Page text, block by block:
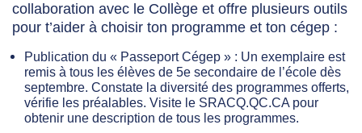
collaboration avec le Collège et offre plusieurs outils
pour t’aider à choisir ton programme et ton cégep :
Publication du « Passeport Cégep » : Un exemplaire est
remis à tous les élèves de 5e secondaire de l’école dès
septembre. Constate la diversité des programmes offerts,
vérifie les préalables. Visite le SRACQ.QC.CA pour
obtenir une description de tous les programmes.